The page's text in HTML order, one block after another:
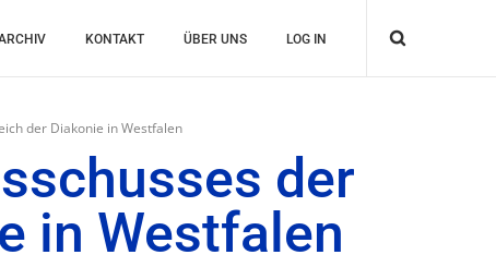
KONTAKT ÜBER UNS LOG IN
der Diakonie in Westfalen
der
in Westfalen